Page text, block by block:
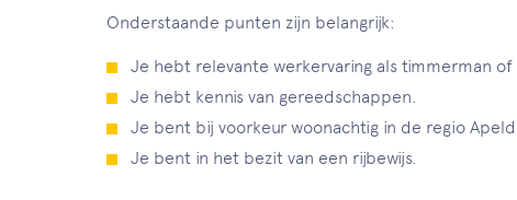
Onderstaande punten zijn belangrijk:
Je hebt relevante werkervaring als timmerman
Je hebt kennis van gereedschappen.
Je bent bij voorkeur woonachtig in de regio
Je bent in het bezit van een rijbewijs.